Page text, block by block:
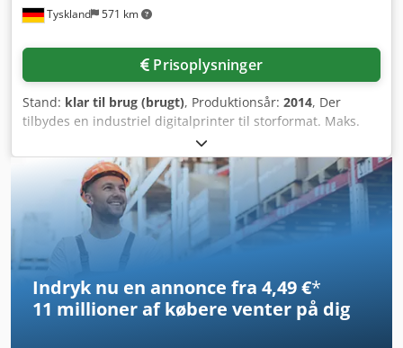
Tyskland 571 km
Prisoplysninger
Stand: klar til brug (brugt), Produktionsår: 2014, Der
tilbydes en industriel digitalprinter til storformat. Maks.
printområde: 3020 mm x 2020 mm, trykluftbehov: 7-10 bar
(100-150 PSI), kortslutningsstyrke: 10 kA, styring: PLC.
Udstyret med UV-hærdningssystem og vakuumtisch. Vægt:
ca. 3750 kg, samlede dimensioner X/Y/Z: ca. 5950 mm/2900
mm/1550 mm. Besigtigelse er mulig efter aftale. Dwodpfx
Abjzcfibeyja
Indryk nu en annonce fra 4,49 €*
11 millioner af købere venter på dig